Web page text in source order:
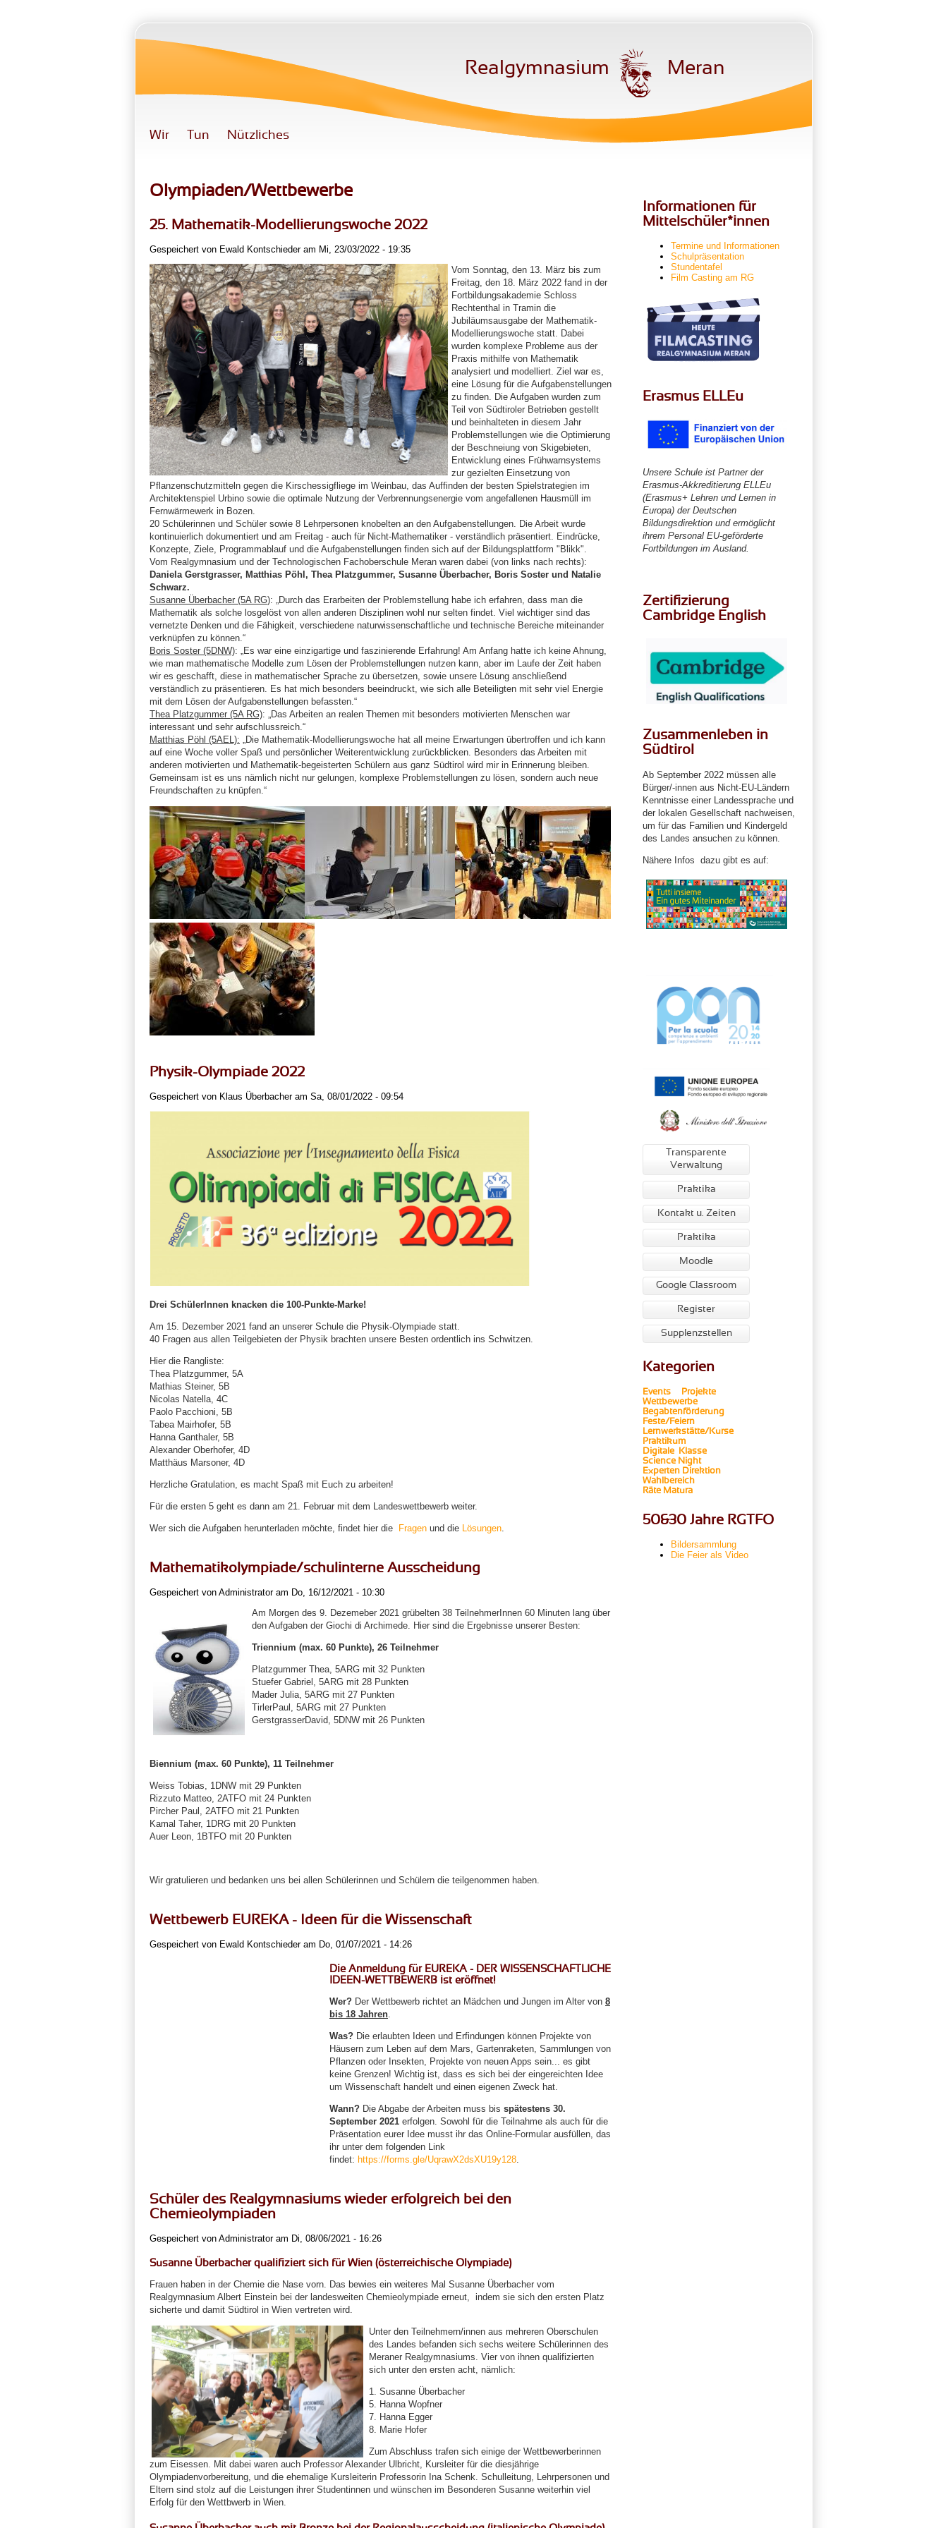
Realgymnasium Meran
Wir Tun Nützliches
Olympiaden/Wettbewerbe
25. Mathematik-Modellierungswoche 2022
Gespeichert von Ewald Kontschiederam Mi, 23/03/2022 - 19:35
Vom Sonntag, den 13. März bis zum
Freitag, den 18. März 2022 fand in der
Fortbildungsakademie Schloss
Rechtenthal in Tramin die
Jubiläumsausgabe der Mathematik-
Modellierungswoche statt. Dabei
wurden komplexe Probleme aus der
Praxis mithilfe von Mathematik
analysiert und modelliert. Ziel war es,
eine Lösung für die Aufgabenstellungen
zu finden. Die Aufgaben wurden zum
Teil von Südtiroler Betrieben gestellt
und beinhalteten in diesem Jahr
Problemstellungen wie die Optimierung
der Beschneiung von Skigebieten,
Entwicklung eines Frühwarnsystems
zur gezielten Einsetzung von
Pflanzenschutzmitteln gegen die Kirschessigfliege im Weinbau, das Auffinden der besten Spielstrategien im
Architektenspiel Urbino sowie die optimale Nutzung der Verbrennungsenergie vom angefallenen Hausmüll im
Fernwärmewerk in Bozen.
20 Schülerinnen und Schüler sowie 8 Lehrpersonen knobelten an den Aufgabenstellungen. Die Arbeit wurde
kontinuierlich dokumentiert und am Freitag - auch für Nicht-Mathematiker - verständlich präsentiert. Eindrücke,
Konzepte, Ziele, Programmablauf und die Aufgabenstellungen finden sich auf der Bildungsplattform "Blikk".
Vom Realgymnasium und der Technologischen Fachoberschule Meran waren dabei (von links nach rechts):
Daniela Gerstgrasser, Matthias Pöhl, Thea Platzgummer, Susanne Überbacher, Boris Soster und Natalie
Schwarz.
Susanne Überbacher (5A RG): „Durch das Erarbeiten der Problemstellung habe ich erfahren, dass man die
Mathematik als solche losgelöst von allen anderen Disziplinen wohl nur selten findet. Viel wichtiger sind das
vernetzte Denken und die Fähigkeit, verschiedene naturwissenschaftliche und technische Bereiche miteinander
verknüpfen zu können.“
Boris Soster (5DNW): „Es war eine einzigartige und faszinierende Erfahrung! Am Anfang hatte ich keine Ahnung,
wie man mathematische Modelle zum Lösen der Problemstellungen nutzen kann, aber im Laufe der Zeit haben
wir es geschafft, diese in mathematischer Sprache zu übersetzen, sowie unsere Lösung anschließend
verständlich zu präsentieren. Es hat mich besonders beeindruckt, wie sich alle Beteiligten mit sehr viel Energie
mit dem Lösen der Aufgabenstellungen befassten.“
Thea Platzgummer (5A RG): „Das Arbeiten an realen Themen mit besonders motivierten Menschen war
interessant und sehr aufschlussreich.“
Matthias Pöhl (5AEL): „Die Mathematik-Modellierungswoche hat all meine Erwartungen übertroffen und ich kann
auf eine Woche voller Spaß und persönlicher Weiterentwicklung zurückblicken. Besonders das Arbeiten mit
anderen motivierten und Mathematik-begeisterten Schülern aus ganz Südtirol wird mir in Erinnerung bleiben.
Gemeinsam ist es uns nämlich nicht nur gelungen, komplexe Problemstellungen zu lösen, sondern auch neue
Freundschaften zu knüpfen.“
Physik-Olympiade 2022
Gespeichert von Klaus Überbacheram Sa, 08/01/2022 - 09:54
Drei SchülerInnen knacken die 100-Punkte-Marke!
Am 15. Dezember 2021 fand an unserer Schule die Physik-Olympiade statt.
40 Fragen aus allen Teilgebieten der Physik brachten unsere Besten ordentlich ins Schwitzen.
Hier die Rangliste:
Thea Platzgummer, 5A
Mathias Steiner, 5B
Nicolas Natella, 4C
Paolo Pacchioni, 5B
Tabea Mairhofer, 5B
Hanna Ganthaler, 5B
Alexander Oberhofer, 4D
Matthäus Marsoner, 4D
Herzliche Gratulation, es macht Spaß mit Euch zu arbeiten!
Für die ersten 5 geht es dann am 21. Februar mit dem Landeswettbewerb weiter.
Wer sich die Aufgaben herunterladen möchte, findet hier die Fragen und die Lösungen.
Mathematikolympiade/schulinterne Ausscheidung
Gespeichert von Administratoram Do, 16/12/2021 - 10:30
Am Morgen des 9. Dezemeber 2021 grübelten 38 TeilnehmerInnen 60 Minuten lang über
den Aufgaben der Giochi di Archimede. Hier sind die Ergebnisse unserer Besten:
Triennium (max. 60 Punkte), 26 Teilnehmer
Platzgummer Thea, 5ARG mit 32 Punkten
Stuefer Gabriel, 5ARG mit 28 Punkten
Mader Julia, 5ARG mit 27 Punkten
TirlerPaul, 5ARG mit 27 Punkten
GerstgrasserDavid, 5DNW mit 26 Punkten
Biennium (max. 60 Punkte), 11 Teilnehmer
Weiss Tobias, 1DNW mit 29 Punkten
Rizzuto Matteo, 2ATFO mit 24 Punkten
Pircher Paul, 2ATFO mit 21 Punkten
Kamal Taher, 1DRG mit 20 Punkten
Auer Leon, 1BTFO mit 20 Punkten
Wir gratulieren und bedanken uns bei allen Schülerinnen und Schülern die teilgenommen haben.
Wettbewerb EUREKA - Ideen für die Wissenschaft
Gespeichert von Ewald Kontschiederam Do, 01/07/2021 - 14:26
Die Anmeldung für EUREKA - DER WISSENSCHAFTLICHE
IDEEN-WETTBEWERB ist eröffnet!
Wer? Der Wettbewerb richtet an Mädchen und Jungen im Alter von 8
bis 18 Jahren.
Was? Die erlaubten Ideen und Erfindungen können Projekte von
Häusern zum Leben auf dem Mars, Gartenraketen, Sammlungen von
Pflanzen oder Insekten, Projekte von neuen Apps sein... es gibt
keine Grenzen! Wichtig ist, dass es sich bei der eingereichten Idee
um Wissenschaft handelt und einen eigenen Zweck hat.
Wann? Die Abgabe der Arbeiten muss bis spätestens 30.
September 2021 erfolgen. Sowohl für die Teilnahme als auch für die
Präsentation eurer Idee musst ihr das Online-Formular ausfüllen, das
ihr unter dem folgenden Link
findet: https://forms.gle/UqrawX2dsXU19y128.
Schüler des Realgymnasiums wieder erfolgreich bei den
Chemieolympiaden
Gespeichert von Administratoram Di, 08/06/2021 - 16:26
Susanne Überbacher qualifiziert sich für Wien (österreichische Olympiade)
Frauen haben in der Chemie die Nase vorn. Das bewies ein weiteres Mal Susanne Überbacher vom
Realgymnasium Albert Einstein bei der landesweiten Chemieolympiade erneut, indem sie sich den ersten Platz
sicherte und damit Südtirol in Wien vertreten wird.
Unter den Teilnehmern/innen aus mehreren Oberschulen
des Landes befanden sich sechs weitere Schülerinnen des
Meraner Realgymnasiums. Vier von ihnen qualifizierten
sich unter den ersten acht, nämlich:
1. Susanne Überbacher
5. Hanna Wopfner
7. Hanna Egger
8. Marie Hofer
Zum Abschluss trafen sich einige der Wettbewerberinnen
zum Eisessen. Mit dabei waren auch Professor Alexander Ulbricht, Kursleiter für die diesjährige
Olympiadenvorbereitung, und die ehemalige Kursleiterin Professorin Ina Schenk. Schulleitung, Lehrpersonen und
Eltern sind stolz auf die Leistungen ihrer Studentinnen und wünschen im Besonderen Susanne weiterhin viel
Erfolg für den Wettbwerb in Wien.
Informationen für
Mittelschüler*innen
Termine und Informationen
Schulpräsentation
Stundentafel
Film Casting am RG
Erasmus ELLEu
Unsere Schule ist Partner der
Erasmus-Akkreditierung ELLEu
(Erasmus+ Lehren und Lernen in
Europa) der Deutschen
Bildungsdirektion und ermöglicht
ihrem Personal EU-geförderte
Fortbildungen im Ausland.
Zertifizierung
Cambridge English
Zusammenleben in
Südtirol
Ab September 2022 müssen alle
Bürger/-innen aus Nicht-EU-Ländern
Kenntnisse einer Landessprache und
der lokalen Gesellschaft nachweisen,
um für das Familien und Kindergeld
des Landes ansuchen zu können.
Nähere Infos dazu gibt es auf:
Transparente
Verwaltung
Praktika
Kontakt u. Zeiten
Praktika
Moodle
Google Classroom
Register
Supplenzstellen
Kategorien
Events
Projekte
Wettbewerbe
Begabtenförderung
Feste/Feiern
Lernwerkstätte/Kurse
Praktikum
Digitale Klasse
Science Night
Experten Direktion
Wahlbereich
Räte Matura
50&30 Jahre RGTFO
Bildersammlung
Die Feier als Video